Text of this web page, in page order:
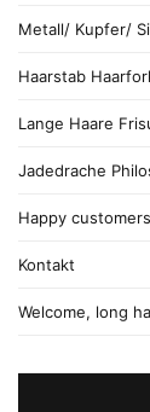
Metall/ Kupfer/
Haarstab
Lange Haare
Jadedrache
Happy customers
Kontakt
Welcome, long